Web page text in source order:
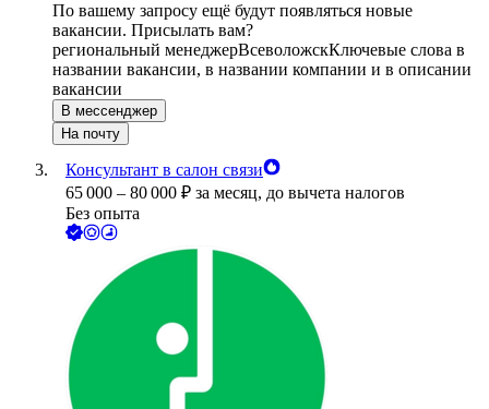
По вашему запросу ещё будут появляться новые
вакансии. Присылать вам?
региональный менеджерВсеволожскКлючевые слова в
названии вакансии, в названии компании и в описании
вакансии
В мессенджер
На почту
Консультант в салон связи
65 000 – 80 000 ₽ за месяц, до вычета налогов
Без опыта